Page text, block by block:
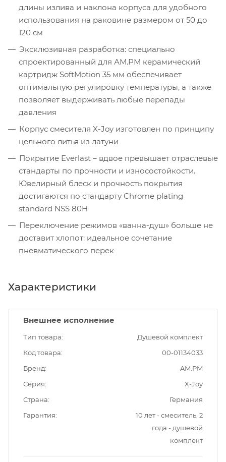
длины излива и наклона корпуса для удобного
использования на раковине размером от 50 до
120 см
Эксклюзивная разработка: специально
спроектированный для АМ.РМ керамический
картридж SoftMotion 35 мм обеспечивает
оптимальную регулировку температуры, а также
позволяет выдерживать любые перепады
давления
Корпус смесителя X-Joy изготовлен по принципу
цельного литья из латуни
Покрытие Everlast – вдвое превышает отраслевые
стандарты по прочности и износостойкости.
Ювелирный блеск и прочность покрытия
достигаются по стандарту Chrome plating
standard NSS 80H
Переключение режимов «ванна-душ» больше не
доставит хлопот: идеальное сочетание
пневматического перек
Характеристики
Внешнее исполнение
Тип товара
Душевой комплект
Код товара
00-01134033
Бренд
AM.PM
Серия
X-Joy
Страна
Германия
Гарантия
10 лет - смеситель, 2
года - душевой
комплект